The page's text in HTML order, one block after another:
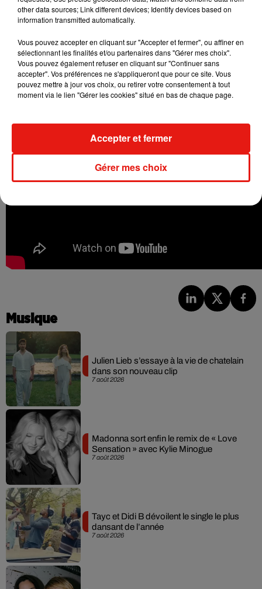
titres inédits, dont un duo avec le chanteur Julien Doré sur le
morceauMidi Sur Novembre.
chansonNOécrite par Loïc Nottet et dont le clip affiche déjà
9 millions de vues surYoutube .
Musique
7 août 2026
Julien Lieb s’essaye à la vie de chatelain
dans son nouveau clip
7 août 2026
Madonna sort enfin le remix de « Love
Sensation » avec Kylie Minogue
7 août 2026
Tayc et Didi B dévoilent le single le plus
dansant de l’année
other data sources; Link different devices; Identify devices based on
information transmitted automatically.
Vous pouvez accepter en cliquant sur "Accepter et fermer", ou affiner en
sélectionnant les finalités et/ou partenaires dans "Gérer mes choix".
Vous pouvez également refuser en cliquant sur "Continuer sans
accepter". Vos préférences ne s'appliqueront que pour ce site. Vous
pouvez mettre à jour vos choix, ou retirer votre consentement à tout
moment via le lien "Gérer les cookies" situé en bas de chaque page.
Gérer mes choix
Accepter et fermer